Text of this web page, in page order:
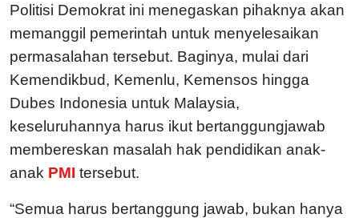
Politisi Demokrat ini menegaskan pihaknya akan
memanggil pemerintah untuk menyelesaikan
permasalahan tersebut. Baginya, mulai dari
Kemendikbud, Kemenlu, Kemensos hingga
Dubes Indonesia untuk Malaysia,
keseluruhannya harus ikut bertanggungjawab
membereskan masalah hak pendidikan anak-
anak PMI tersebut.
“Semua harus bertanggung jawab, bukan hanya